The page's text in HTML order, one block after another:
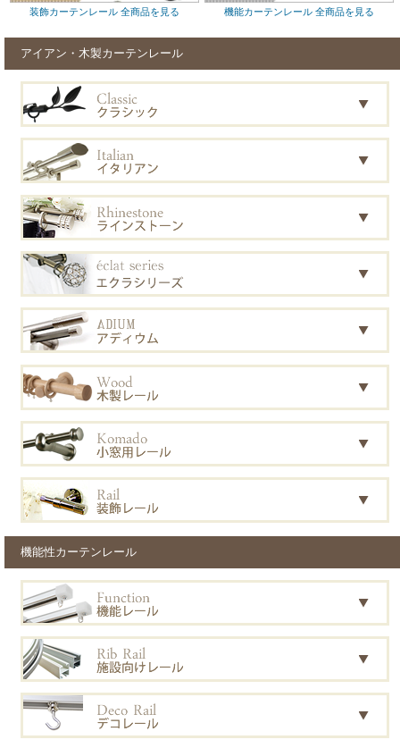
装飾カーテンレール 全商品を見る 機能カーテンレール 全商品を見る
アイアン・木製カーテンレール
機能性カーテンレール